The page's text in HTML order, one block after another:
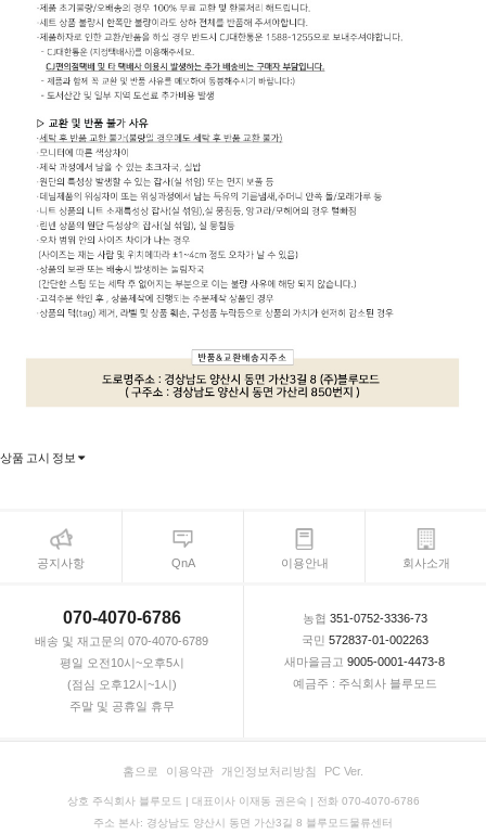
상품 고시 정보
공지사항 QnA 이용안내 회사소개
070-4070-6786
배송 및 재고문의 070-4070-6789
평일 오전10시~오후5시
(점심 오후12시~1시)
주말 및 공휴일 휴무
농협 351-0752-3336-73
국민 572837-01-002263
새마을금고 9005-0001-4473-8
예금주 : 주식회사 블루모드
홈으로 이용약관 개인정보처리방침 PC Ver.
상호 주식회사 블루모드 | 대표이사 이재동 권은숙 | 전화 070-4070-6786
주소 본사: 경상남도 양산시 동면 가산3길 8 블루모드물류센터